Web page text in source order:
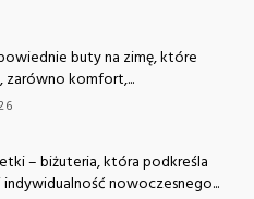
buty na zimę, które
zarówno komfort,...
– biżuteria, która podkreśla
nowoczesnego...